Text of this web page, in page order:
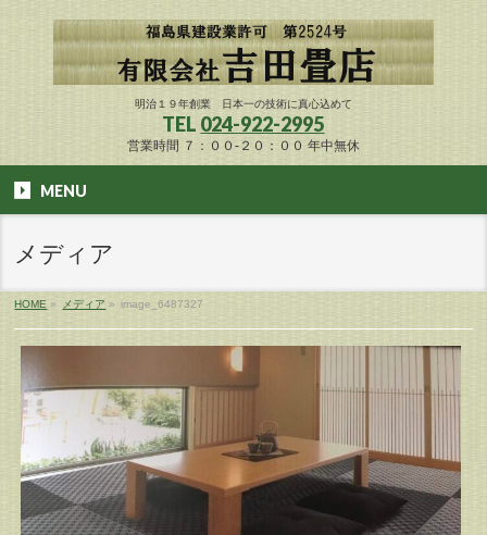
明治１９年創業 日本一の技術に真心込めて
TEL 024-922-2995
営業時間 ７：００-２０：００ 年中無休
MENU
メディア
HOME » メディア » image_6487327